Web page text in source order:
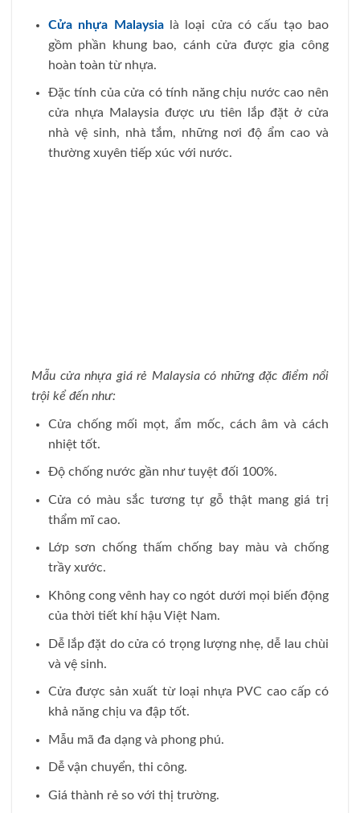
Cửa nhựa Malaysialà loại cửa có cấu tạo bao
gồm phần khung bao, cánh cửa được gia công
hoàn toàn từ nhựa.
Đặc tính của cửa có tính năng chịu nước cao nên
cửa nhựa Malaysia được ưu tiên lắp đặt ở cửa
nhà vệ sinh, nhà tắm, những nơi độ ẩm cao và
thường xuyên tiếp xúc với nước.
Mẫu cửa nhựa giá rẻ Malaysia có những đặc điểm nổi
trội kể đến như:
Cửa chống mối mọt, ẩm mốc, cách âm và cách
nhiệt tốt.
Độ chống nước gần như tuyệt đối 100%.
Cửa có màu sắc tương tự gỗ thật mang giá trị
thẩm mĩ cao.
Lớp sơn chống thấm chống bay màu và chống
trầy xước.
Không cong vênh hay co ngót dưới mọi biến động
của thời tiết khí hậu Việt Nam.
Dễ lắp đặt do cửa có trọng lượng nhẹ, dễ lau chùi
và vệ sinh.
Cửa được sản xuất từ loại nhựa PVC cao cấp có
khả năng chịu va đập tốt.
Mẫu mã đa dạng và phong phú.
Dễ vận chuyển, thi công.
Giá thành rẻ so với thị trường.